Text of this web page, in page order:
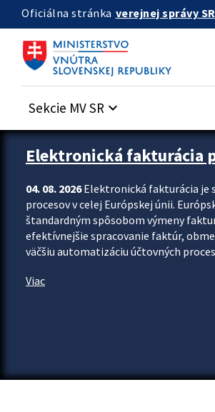
Preskocit na hlavný obsah
Oficiálna stránka verejnej správy SR
Sekcie MV SR keyboard_arrow_down
Zastavit automatický posun upútavok
Elektronická fakturácia
04. 08. 2026Elektronická fakturácia je
procesov v celej Európskej únii.
štandardným spôsobom výmeny
efektívnejšie spracovanie faktúr,
väčšiu automatizáciu účtovných
Viac